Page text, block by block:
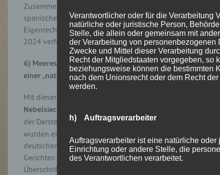
Zusammenhang wies der Referent auf das
spanische Gesetz hin, dass dem Mar Menor
Eigenrechte verleiht und dessen Rechtmäßigkeit
2024 verfassungsgerichtlich bestätigt wurde.[27]
6) Meeresnaturschutz vor Gericht: Auf dem Weg zu
einer „nature conservation litigation“?
Mit dieser Thematik beschäftigte sich
Nebelsieck
der Darstellung des rechtlichen Hintergrunds
wurden einzelne Umweltvereinsklagen vor
deutschen und vor anderen europäischen
Gerichten mit Meeresbezug dargestellt. Unter der
Überschrift „Potenzial und Herausforderungen“
Verantwortlicher oder für die Verarbeitung
natürliche oder juristische Person,
Stelle, die allein oder gemeinsam mit
der Verarbeitung von personenbezogenen
Zwecke und Mittel dieser Verarbeitung
Recht der Mitgliedstaaten vorgegeben, so
beziehungsweise können die bestimmten
nach dem Unionsrecht oder dem Recht
werden.
h) Auftragsverarbeiter
Auftragsverarbeiter ist eine natürliche
Einrichtung oder andere Stelle, die
des Verantwortlichen verarbeitet.